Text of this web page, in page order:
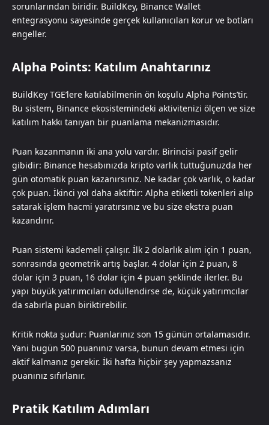
sorunlarından biridir. BuildKey, Binance Wallet
entegrasyonu sayesinde gerçek kullanıcıları korur ve botları
engeller.
Alpha Points: Katılım Anahtarınız
BuildKey TGE’lere katılabilmenin ön koşulu Alpha Points’tir.
Bu sistem, Binance ekosistemindeki aktivitenizi ölçen ve size
katılım hakkı tanıyan bir puanlama mekanizmasıdır.
Puan kazanmanın iki ana yolu vardır. Birincisi pasif gelir
gibidir: Binance hesabınızda kripto varlık tuttuğunuzda her
gün otomatik puan kazanırsınız. Ne kadar çok varlık, o kadar
çok puan. İkinci yol daha aktiftir: Alpha etiketli tokenleri alıp
satarak işlem hacmi yaratırsınız ve bu size ekstra puan
kazandırır.
Puan sistemi kademeli çalışır. İlk 2 dolarlık alım için 1 puan,
sonrasında geometrik artış başlar. 4 dolar için 2 puan, 8
dolar için 3 puan, 16 dolar için 4 puan şeklinde ilerler. Bu
yapı büyük yatırımcıları ödüllendirse de, küçük yatırımcılar
da sabırla puan biriktirebilir.
Kritik nokta şudur: Puanlarınız son 15 günün ortalamasıdır.
Yani bugün 500 puanınız varsa, bunun devam etmesi için
aktif kalmanız gerekir. İki hafta hiçbir şey yapmazsanız
puanınız sıfırlanır.
Pratik Katılım Adımları